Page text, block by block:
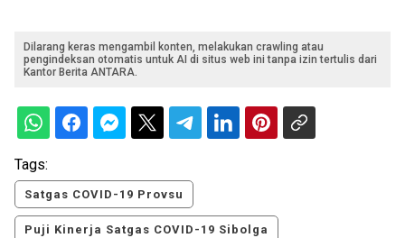
Dilarang keras mengambil konten, melakukan crawling atau
pengindeksan otomatis untuk AI di situs web ini tanpa izin tertulis dari
Kantor Berita ANTARA.
Tags:
Satgas COVID-19 Provsu
Puji Kinerja Satgas COVID-19 Sibolga